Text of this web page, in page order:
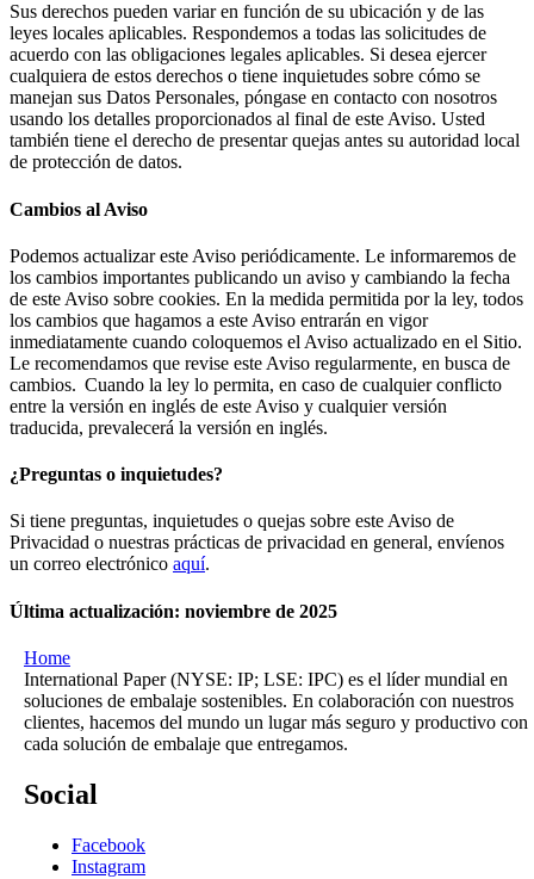
Sus derechos pueden variar en función de su ubicación y de las
leyes locales aplicables. Respondemos a todas las solicitudes de
acuerdo con las obligaciones legales aplicables. Si desea ejercer
cualquiera de estos derechos o tiene inquietudes sobre cómo se
manejan sus Datos Personales, póngase en contacto con nosotros
usando los detalles proporcionados al final de este Aviso. Usted
también tiene el derecho de presentar quejas antes su autoridad local
de protección de datos.
Cambios al Aviso
Podemos actualizar este Aviso periódicamente. Le informaremos de
los cambios importantes publicando un aviso y cambiando la fecha
de este Aviso sobre cookies. En la medida permitida por la ley, todos
los cambios que hagamos a este Aviso entrarán en vigor
inmediatamente cuando coloquemos el Aviso actualizado en el Sitio.
Le recomendamos que revise este Aviso regularmente, en busca de
cambios. Cuando la ley lo permita, en caso de cualquier conflicto
entre la versión en inglés de este Aviso y cualquier versión
traducida, prevalecerá la versión en inglés.
¿Preguntas o inquietudes?
Si tiene preguntas, inquietudes o quejas sobre este Aviso de
Privacidad o nuestras prácticas de privacidad en general, envíenos
un correo electrónico aquí.
Última actualización: noviembre de 2025
Home
International Paper (NYSE: IP; LSE: IPC) es el líder mundial en
soluciones de embalaje sostenibles. En colaboración con nuestros
clientes, hacemos del mundo un lugar más seguro y productivo con
cada solución de embalaje que entregamos.
Social
Facebook
Instagram